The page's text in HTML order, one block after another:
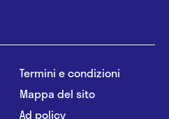
Termini e condizioni
Mappa del sito
Ad policy